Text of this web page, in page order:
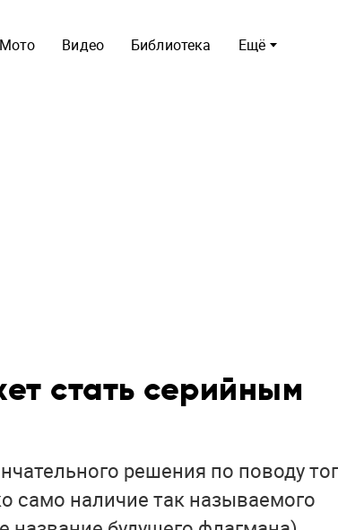
Ещё
Мото Видео Библиотека
стать серийным
решения по поводу
само наличие так называемого